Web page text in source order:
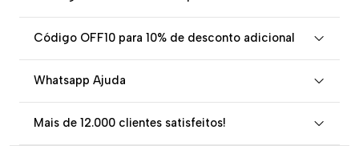
Código OFF10 para 10% de desconto adicional
Whatsapp Ajuda
Mais de 12.000 clientes satisfeitos!